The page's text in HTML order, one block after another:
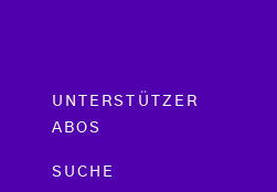
UNTERSTÜTZER
ABOS
SUCHE